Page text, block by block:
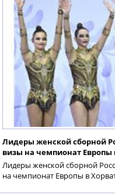
Лидеры женской сборной
визы на чемпионат Европы
Лидеры женской сборной
на чемпионат Европы в